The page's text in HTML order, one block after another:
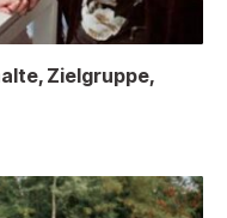
Zielgruppe,